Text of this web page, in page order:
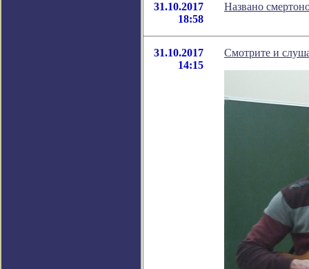
31.10.2017
18:58
Названо
31.10.2017
14:15
Смотрите и